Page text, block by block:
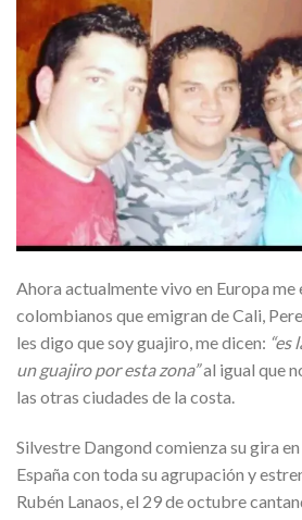
Ahora actualmente vivo en Europa me
colombianos que emigran de Cali,
les digo que soy guajiro, me dicen: “es
un guajiro por esta zona”al igual que
las otras ciudades de la costa.
Silvestre Dangond comienza su gira
España con toda su agrupación y
Rubén Lanaos, el 29 de octubre